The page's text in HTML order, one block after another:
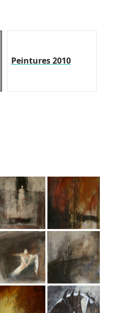
Peintures 2010